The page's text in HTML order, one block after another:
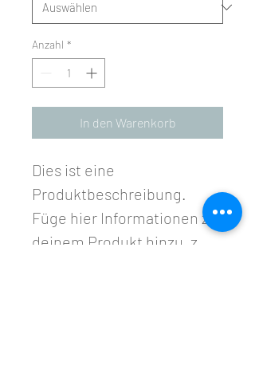
Anzahl *
In den Warenkorb
Dies ist eine
Produktbeschreibung.
Füge hier Informationen zu
deinem Produkt hinzu, z.